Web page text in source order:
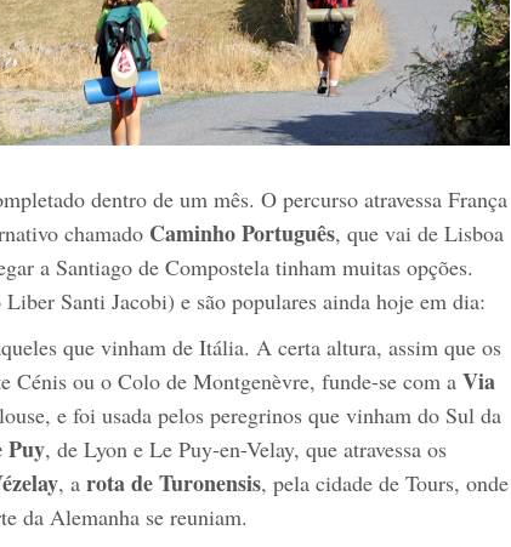
dentro de um mês. O percurso atravessa França
chamado Caminho Português, que vai de Lisboa
a Santiago de Compostela tinham muitas opções.
Liber Santi Jacobi) e são populares ainda hoje em dia:
que vinham de Itália. A certa altura, assim que os
Cénis ou o Colo de Montgenèvre, funde-se com a Via
e foi usada pelos peregrinos que vinham do Sul da
Puy, de Lyon e Le Puy-en-Velay, que atravessa os
, a rota de Turonensis, pela cidade de Tours, onde
da Alemanha se reuniam.